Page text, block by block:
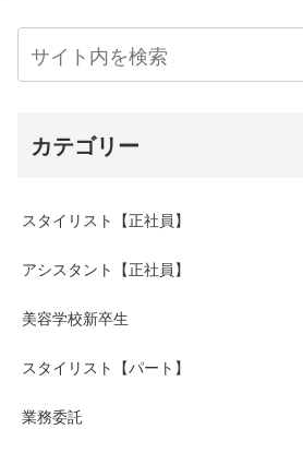
カテゴリー
スタイリスト【正社員】
アシスタント【正社員】
美容学校新卒生
スタイリスト【パート】
業務委託